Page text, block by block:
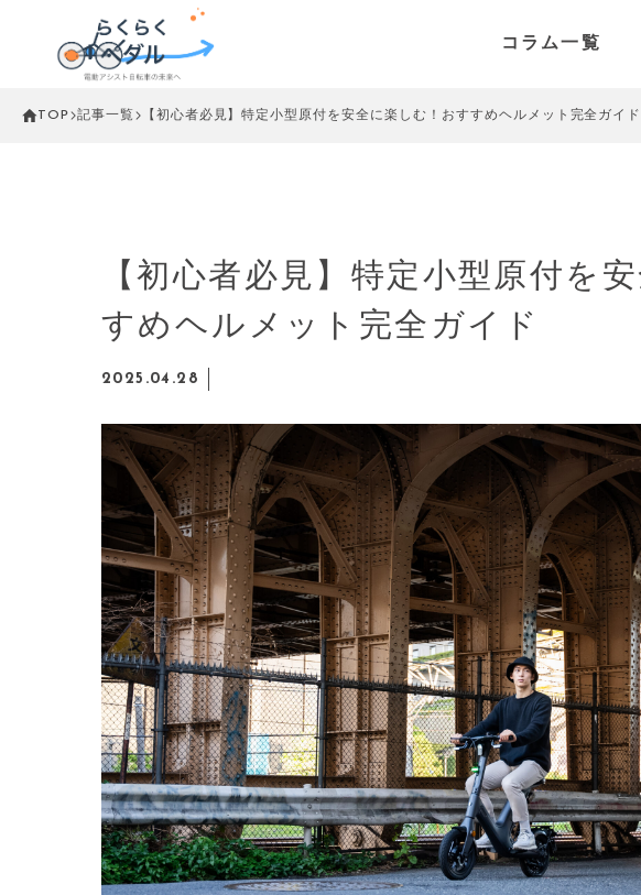
コラム一覧
特定小型原付
TOP 記事一覧 【初心者必見】特定小型原付を安全に楽しむ！おすすめヘルメット完全ガイド
【初心者必見】特定小型原付を
すめヘルメット完全ガイド
2025.04.28